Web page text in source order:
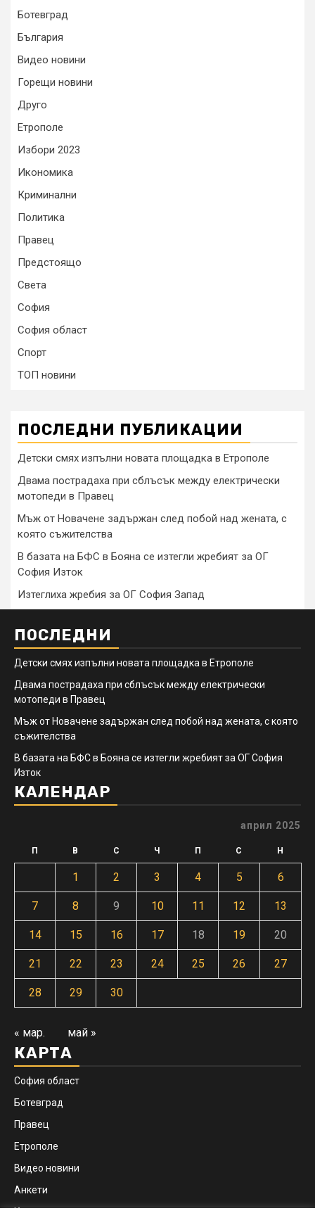
Ботевград
България
Видео новини
Горещи новини
Друго
Етрополе
Избори 2023
Икономика
Криминални
Политика
Правец
Предстоящо
Света
София
София област
Спорт
ТОП новини
ПОСЛЕДНИ ПУБЛИКАЦИИ
Детски смях изпълни новата площадка в Етрополе
Двама пострадаха при сблъсък между електрически
мотопеди в Правец
Мъж от Новачене задържан след побой над жената, с
която съжителства
В базата на БФС в Бояна се изтегли жребият за ОГ
София Изток
Изтеглиха жребия за ОГ София Запад
ПОСЛЕДНИ
Детски смях изпълни новата площадка в Етрополе
Двама пострадаха при сблъсък между електрически
мотопеди в Правец
Мъж от Новачене задържан след побой над жената, с която
съжителства
В базата на БФС в Бояна се изтегли жребият за ОГ София
Изток
КАЛЕНДАР
април 2025
П В С Ч П С Н
1 2 3 4 5 6
7 8 9 10 11 12 13
14 15 16 17 18 19 20
21 22 23 24 25 26 27
28 29 30
« мар. май »
КАРТА
София област
Ботевград
Правец
Етрополе
Видео новини
Анкети
Контакти